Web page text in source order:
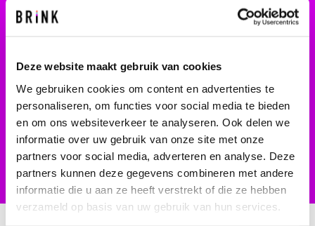
Deze website maakt gebruik van cookies
We gebruiken cookies om content en advertenties te
personaliseren, om functies voor social media te bieden
en om ons websiteverkeer te analyseren. Ook delen we
informatie over uw gebruik van onze site met onze
partners voor social media, adverteren en analyse. Deze
partners kunnen deze gegevens combineren met andere
informatie die u aan ze heeft verstrekt of die ze hebben
verzameld op basis van uw gebruik van hun services.
uiteenlopende belangen, daarin ligt Peter zijn
kracht. Dat komt onder meer tot uitdrukking in
Chemelot Campus Geleen, High Tech Campus
Breda, Philips Campus Shanghai. Maar ook in
projecten zoals de nieuwbouw van het
International Criminal Court in Den Haag. Peter
is een echte verbinder en daarmee van grote
waarde voor Brink.